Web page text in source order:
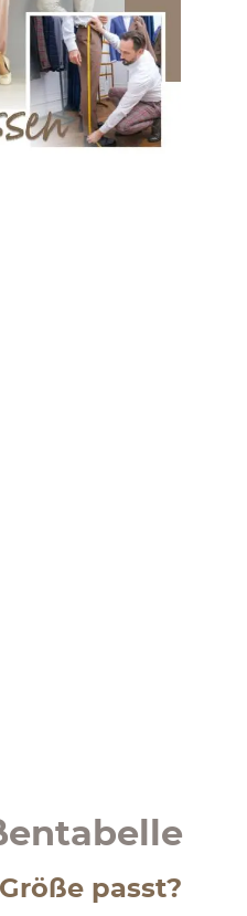
passt?